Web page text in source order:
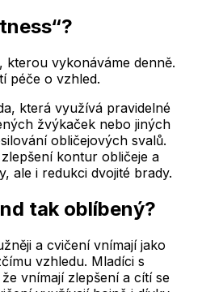
kterou vykonáváme denně.
péče o vzhled.
která využívá pravidelné
žvýkaček nebo jiných
obličejových svalů.
kontur obličeje a
ale i redukci dvojité brady.
tak oblíbený?
a cvičení vnímají jako
vzhledu. Mladíci s
vnímají zlepšení a cítí se